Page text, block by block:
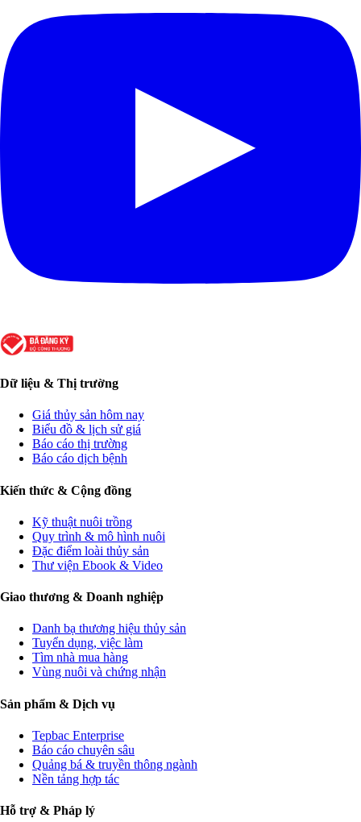
Dữ liệu & Thị trường
Giá thủy sản hôm nay
Biểu đồ & lịch sử giá
Báo cáo thị trường
Báo cáo dịch bệnh
Kiến thức & Cộng đồng
Kỹ thuật nuôi trồng
Quy trình & mô hình nuôi
Đặc điểm loài thủy sản
Thư viện Ebook & Video
Giao thương & Doanh nghiệp
Danh bạ thương hiệu thủy sản
Tuyển dụng, việc làm
Tìm nhà mua hàng
Vùng nuôi và chứng nhận
Sản phẩm & Dịch vụ
Tepbac Enterprise
Báo cáo chuyên sâu
Quảng bá & truyền thông ngành
Nền tảng hợp tác
Hỗ trợ & Pháp lý